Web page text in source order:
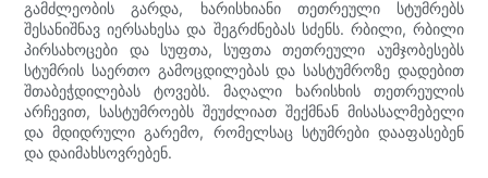
გამძლეობის გარდა, ხარისხიანი თეთრეული სტუმრებს
შესანიშნავ იერსახესა და შეგრძნებას სძენს. რბილი, რბილი
პირსახოცები და სუფთა, სუფთა თეთრეული აუმჯობესებს
სტუმრის საერთო გამოცდილებას და სასტუმროზე დადებით
შთაბეჭდილებას ტოვებს. მაღალი ხარისხის თეთრეულის
არჩევით, სასტუმროებს შეუძლიათ შექმნან მისასალმებელი
და მდიდრული გარემო, რომელსაც სტუმრები დააფასებენ
და დაიმახსოვრებენ.